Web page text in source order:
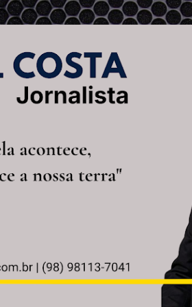
Pular para o conteúdo principal